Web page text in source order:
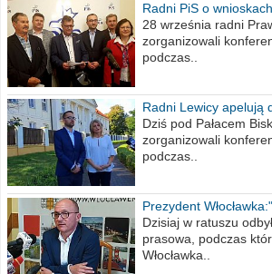
Radni PiS o
na 2021 rok
28 września radni
zorganizowali
podczas..
Radni Lewicy apelują
Wiesława Meringa
Dziś pod Pałacem
zorganizowali
podczas..
Prezydent
obrażajmy się”
Dzisiaj w ratuszu
prasowa, podczas
Włocławka..